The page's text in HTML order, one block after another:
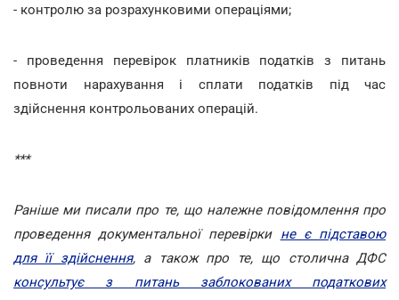
- контролю за розрахунковими операціями;
- проведення перевірок платників податків з питань
повноти нарахування і сплати податків під час
здійснення контрольованих операцій.
***
Раніше ми писали про те, що належне повідомлення про
проведення документальної перевірки не є підставою
для її здійснення, а також про те, що столична ДФС
консультує з питань заблокованих податкових